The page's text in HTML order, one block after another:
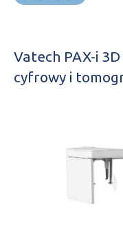
Vatech PAX-i
cyfrowy i